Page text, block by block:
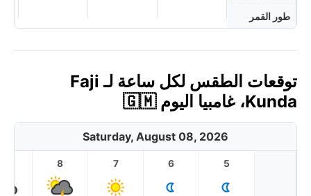
طور القمر
توقعات الطقس لكل ساعة لـ Faji
Kunda، غامبيا اليوم 🇬🇲
Saturday, August 08, 2026
5
6
7
8